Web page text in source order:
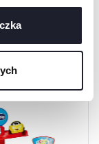
wyrażasz
plików
CIĘ